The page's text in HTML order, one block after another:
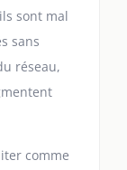
sont mal
sans
réseau,
comme